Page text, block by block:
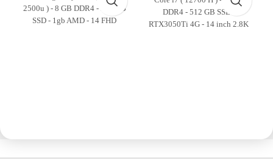
DDR4 - 512 GB SSD -
RTX3050Ti 4G - 14 inch 2.8K
2500u ) - 8 GB DDR4 - 256 GB
SSD - 1gb AMD - 14 FHD